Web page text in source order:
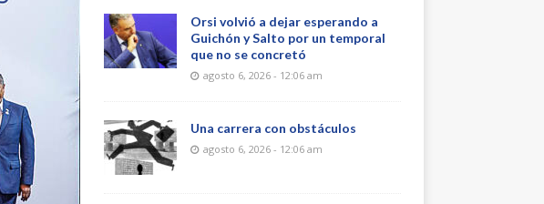
Orsi volvió a dejar esperando a
Guichón y Salto por un temporal
que no se concretó
agosto 6, 2026 - 12:06 am
Una carrera con obstáculos
agosto 6, 2026 - 12:06 am